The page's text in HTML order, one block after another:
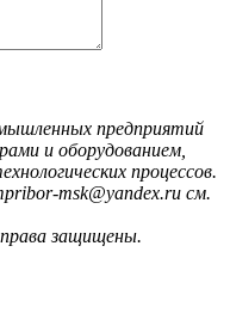
предприятий
и оборудованием,
процессов.
msk@yandex.ru см.
защищены.